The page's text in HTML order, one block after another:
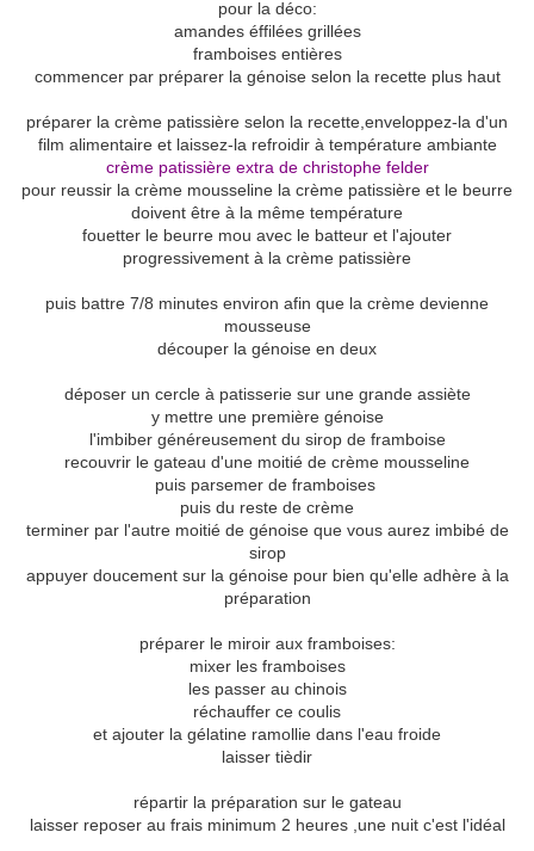
pour la déco:
amandes éffilées grillées
framboises entières
commencer par préparer la génoise selon la recette plus haut
préparer la crème patissière selon la recette,enveloppez-la d'un
film alimentaire et laissez-la refroidir à température ambiante
crème patissière extra de christophe felder
pour reussir la crème mousseline la crème patissière et le beurre
doivent être à la même température
fouetter le beurre mou avec le batteur et l'ajouter
progressivement à la crème patissière
puis battre 7/8 minutes environ afin que la crème devienne
mousseuse
découper la génoise en deux
déposer un cercle à patisserie sur une grande assiète
y mettre une première génoise
l'imbiber généreusement du sirop de framboise
recouvrir le gateau d'une moitié de crème mousseline
puis parsemer de framboises
puis du reste de crème
terminer par l'autre moitié de génoise que vous aurez imbibé de
sirop
appuyer doucement sur la génoise pour bien qu'elle adhère à la
préparation
préparer le miroir aux framboises:
mixer les framboises
les passer au chinois
réchauffer ce coulis
et ajouter la gélatine ramollie dans l'eau froide
laisser tièdir
répartir la préparation sur le gateau
laisser reposer au frais minimum 2 heures ,une nuit c'est l'idéal